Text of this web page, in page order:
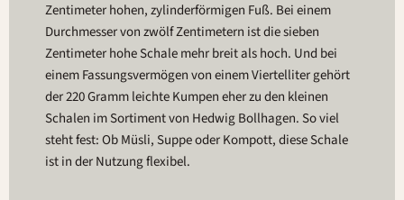
Zentimeter hohen, zylinderförmigen Fuß. Bei einem
Durchmesser von zwölf Zentimetern ist die sieben
Zentimeter hohe Schale mehr breit als hoch. Und bei
einem Fassungsvermögen von einem Viertelliter gehört
der 220 Gramm leichte Kumpen eher zu den kleinen
Schalen im Sortiment von Hedwig Bollhagen. So viel
steht fest: Ob Müsli, Suppe oder Kompott, diese Schale
ist in der Nutzung flexibel.